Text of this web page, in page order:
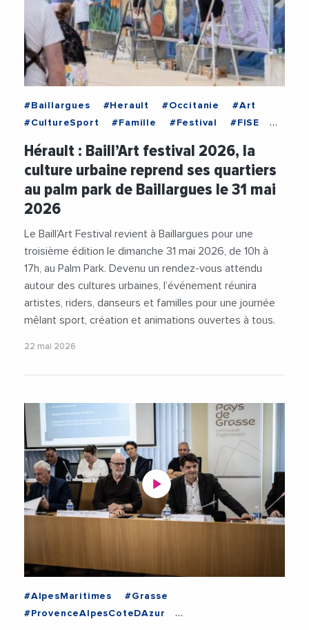
#Baillargues #Herault #Occitanie
#Art
#CultureSport
#Famille #Festival
#FISE
#MairieDeBaillargues
#Sport #StreetArt
Hérault : Baill’Art festival 2026, la
culture urbaine reprend ses quartiers
au palm park de Baillargues le 31 mai
2026
Le Baill’Art Festival revient à Baillargues pour une
troisième édition le dimanche 31 mai 2026, de 10h à
17h, au Palm Park. Devenu un rendez-vous attendu
autour des cultures urbaines, l’événement réunira
artistes, riders, danseurs et familles pour une journée
mêlant sport, création et animations ouvertes à tous.
22 mai 2026
#AlpesMaritimes
#Grasse
#ProvenceAlpesCoteDAzur